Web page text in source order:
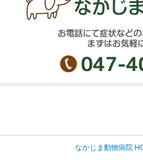
なかじま動物病院